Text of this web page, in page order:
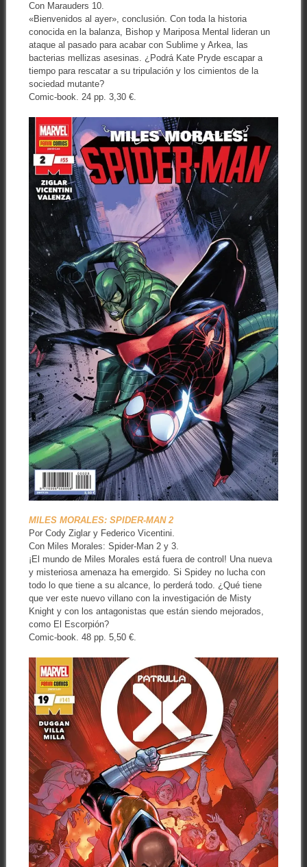
Con Marauders 10.
«Bienvenidos al ayer», conclusión. Con toda la historia
conocida en la balanza, Bishop y Mariposa Mental lideran un
ataque al pasado para acabar con Sublime y Arkea, las
bacterias mellizas asesinas. ¿Podrá Kate Pryde escapar a
tiempo para rescatar a su tripulación y los cimientos de la
sociedad mutante?
Comic-book. 24 pp. 3,30 €.
MILES MORALES: SPIDER-MAN 2
Por Cody Ziglar y Federico Vicentini.
Con Miles Morales: Spider-Man 2 y 3.
¡El mundo de Miles Morales está fuera de control! Una nueva
y misteriosa amenaza ha emergido. Si Spidey no lucha con
todo lo que tiene a su alcance, lo perderá todo. ¿Qué tiene
que ver este nuevo villano con la investigación de Misty
Knight y con los antagonistas que están siendo mejorados,
como El Escorpión?
Comic-book. 48 pp. 5,50 €.